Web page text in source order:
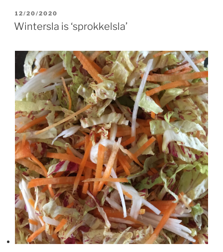
GEPLAATST
OP
12/20/2020
Wintersla is ‘sprokkelsla’